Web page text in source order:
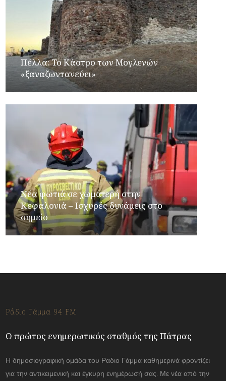
Πέλλα: Το Κάστρο των Μογλενών
«ξαναζωντανεύει»
Νέα φωτιά σε χωματερή στην
Κεφαλονιά – Ισχυρές δυνάμεις στο
σημείο
Ράδιο Γάμμα 94 FM
Ο πρώτος ενημερωτικός σταθμός της Πάτρας
Η δημοσιογραφική ομάδα του Ραδιο Γάμμα καθημερινά φροντίζει
για την αντικειμενική και έγκυρη ενημέρωσή σας. Με νέα από την